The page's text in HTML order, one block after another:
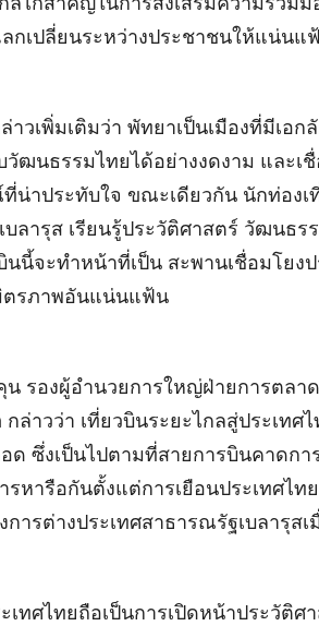
กเปลี่ยนระหว่างประชาชนให้แน่นแ
าวเพิ่มเติมว่า พัทยาเป็นเมืองที่มีเ
วัฒนธรรมไทยได้อย่างงดงาม และเ
น่าประทับใจ ขณะเดียวกัน นักท่องเ
บลารุส เรียนรู้ประวัติศาสตร์ วัฒนธร
นี้จะทำหน้าที่เป็น สะพานเชื่อมโยง
รภาพอันแน่นแฟ้น
รองผู้อำนวยการใหญ่ฝ่ายการตลา
ล่าวว่า เที่ยวบินระยะไกลสู่ประเทศ
ด ซึ่งเป็นไปตามที่สายการบินคาดก
หารือกันตั้งแต่การเยือนประเทศไท
การต่างประเทศสาธารณรัฐเบลารุส
เทศไทยถือเป็นการเปิดหน้าประวัติ